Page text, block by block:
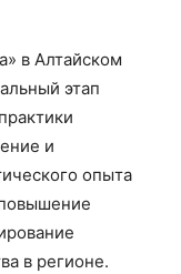
в Алтайском
этап
и
опыта
в регионе.